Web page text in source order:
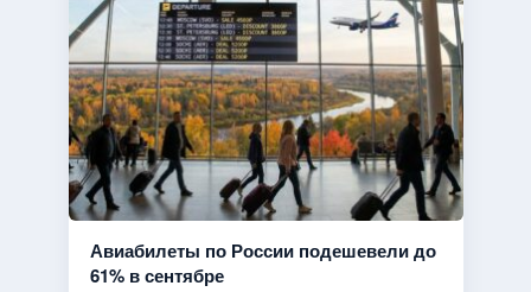
Авиабилеты по России подешевели до
61% в сентябре